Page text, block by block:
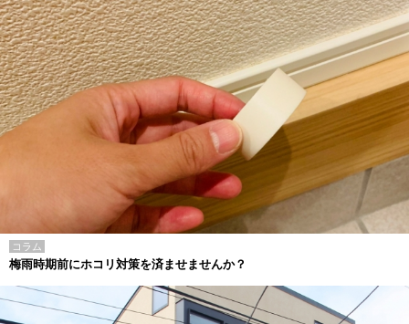
コラム
梅雨時期前にホコリ対策を済ませませんか？